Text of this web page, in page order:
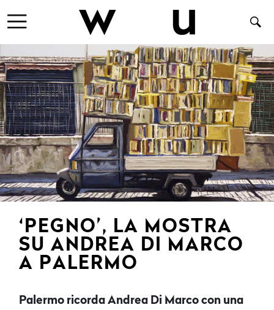
‘PEGNO’, LA MOSTRA
SU ANDREA DI MARCO
A PALERMO
Palermo ricorda Andrea Di Marco con una